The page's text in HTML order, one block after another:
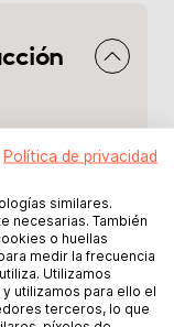
Política de privacidad
similares.
necesarias. También
o huellas
medir la frecuencia
Utilizamos
utilizamos para ello el
terceros, lo que